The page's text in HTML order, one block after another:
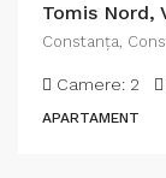
Constanţa,
Camere: 2
APARTAMENT